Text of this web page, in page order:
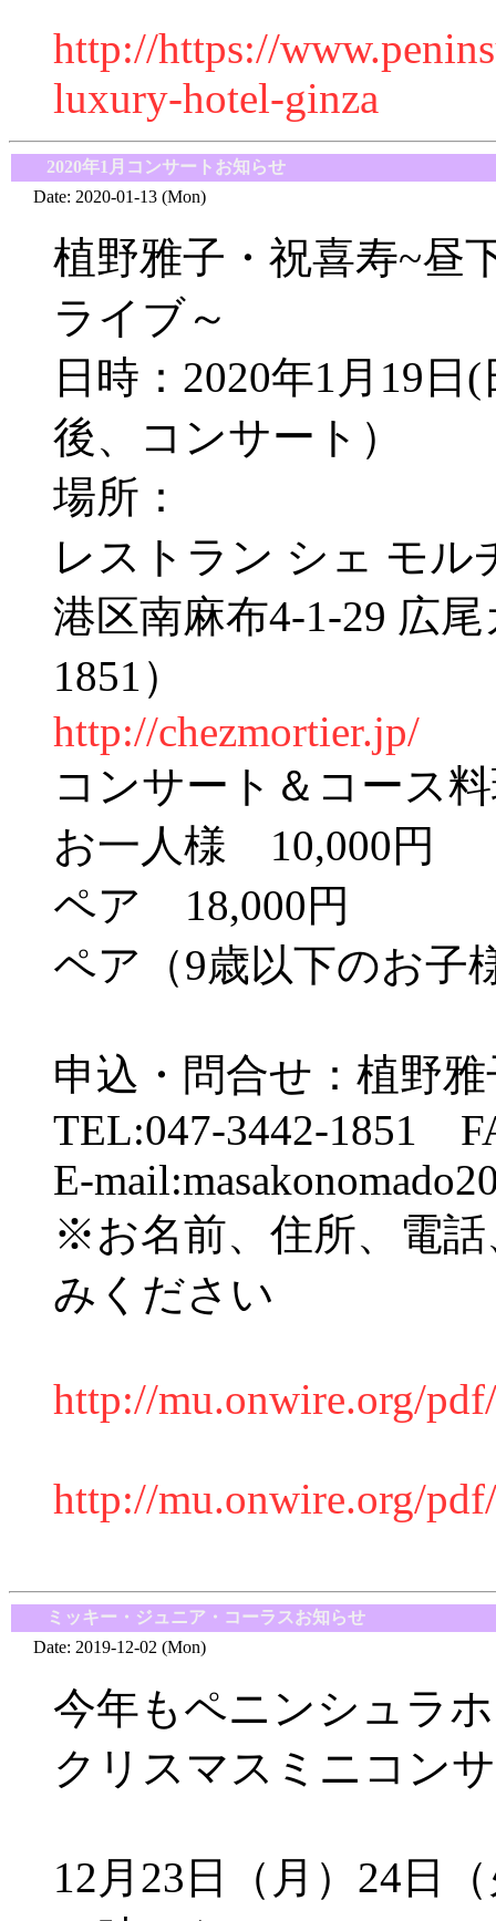
http://https://
luxury-hotel-ginza
2020年1月コンサートお知らせ
Date: 2020-01-13 (Mon)
植野雅子・祝喜寿~昼
ライブ～
日時：2020年1月19
後、コンサート）
場所：
レストラン シェ モル
港区南麻布4-1-29 広
1851）
http://chezmortier.jp/
コンサート＆コース
お一人様 10,000円
ペア 18,000円
ペア（9歳以下のお子
申込・問合せ：植野
TEL:047-3442-1851
E-
※お名前、住所、電
みください
http://mu.onwire.org/
http://mu.onwire.org/
ミッキー・ジュニア・コーラスお知らせ
Date: 2019-12-02 (Mon)
今年もペニンシュラ
クリスマスミニコン
12月23日（月）24日